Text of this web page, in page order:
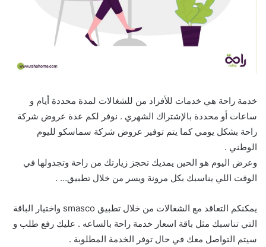
خدمة راحة هي خدمات للأفراد من للشغالات لمدة محددة أيام و
ساعات أو محددة بالإشتراك الشهري . نوفر لكم عدة عروض شركة
راحة بشكل يومي كما يتم توفير عروض شركة سماسكو لليوم
الوطني .
وعرض اليوم هو الحين يمديك تحجز زيارتك من راحة وتجدولها في
الوقت اللي يناسبك بكل مرونة ويسر من خلال تطبيق… .
يمكنكم التعاقد مع الشغالات من خلال تطبيق smasco واختيار الباقة
التي تناسبك مثل باقة اسعار خدمة راحة بالساعه . عليك رفع طلب و
سيتم التواصل معك في حال توفر الخدمة المطلوبة .